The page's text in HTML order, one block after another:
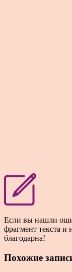
Если вы нашли
фрагмент текста и
благодарна!
Похожие